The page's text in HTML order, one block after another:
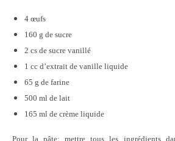
4 œufs
160 g de sucre
2 cs de sucre vanillé
1 cc d’extrait de vanille liquide
65 g de farine
500 ml de lait
165 ml de crème liquide
Pour la pâte: mettre tous les ingrédients